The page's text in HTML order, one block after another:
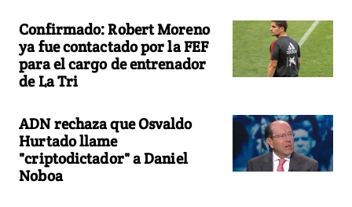
Confirmado: Robert Moreno
ya fue contactado por la FEF
para el cargo de entrenador
de La Tri
ADN rechaza que Osvaldo
Hurtado llame
"criptodictador" a Daniel
Noboa